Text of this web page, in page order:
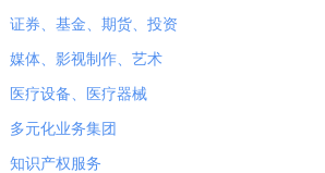
证券、基金、期货、投资
媒体、影视制作、艺术
医疗设备、医疗器械
多元化业务集团
知识产权服务